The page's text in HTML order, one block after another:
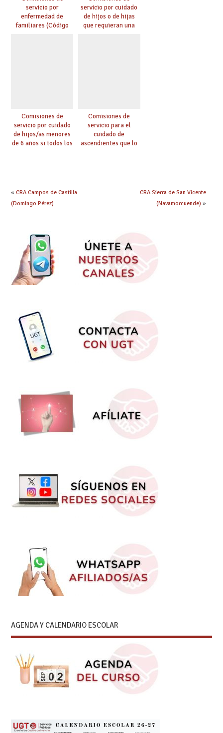
servicio por
enfermedad de
familiares (Código
servicio por cuidado
de hijos o de hijas
que requieran una
Comisiones de
servicio por cuidado
de hijos/as menores
de 6 años si todos los
Comisiones de
servicio para el
cuidado de
ascendientes que lo
« CRA Campos de Castilla
(Domingo Pérez)
CRA Sierra de San Vicente
(Navamorcuende) »
AGENDA Y CALENDARIO ESCOLAR